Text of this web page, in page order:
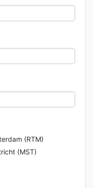
(RTM)
(MST)